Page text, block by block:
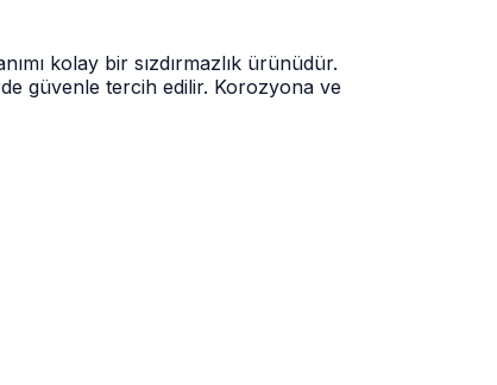
kolay bir sızdırmazlık ürünüdür.
güvenle tercih edilir. Korozyona ve